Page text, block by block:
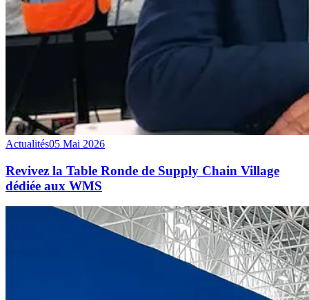
Actualités05 Mai 2026
Revivez la Table Ronde de Supply Chain Village
dédiée aux WMS